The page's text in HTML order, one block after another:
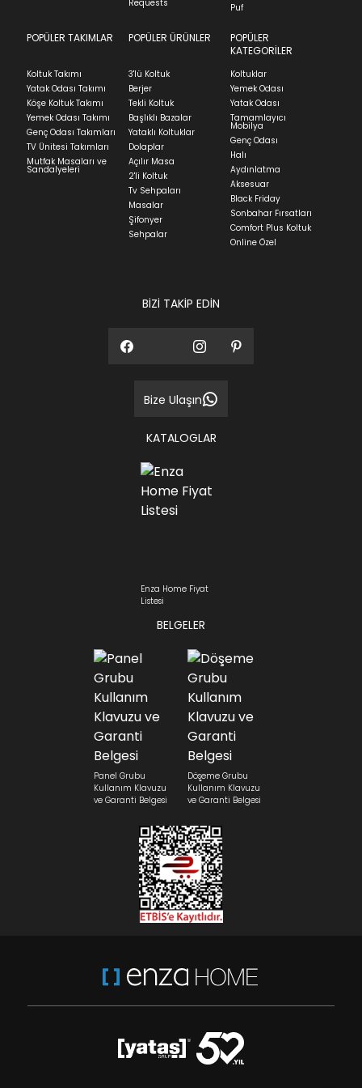
İade ve Değişim bölümünü ziyaret ediniz.
Teslimat
Ev tekstili siparişlerinizin kargoya verilme süresi
ortalama 5-24 iş günüdür.
Yatak siparişlerinizin teslim süresi yaşadığınız şehre
ve ürünün stok durumuna göre ortalama 5-24 iş
günüdür.
Panel ve Döşeme grubu ürün siparişlerinizin teslim
süresi yaşadığınız şehre ve ürünün stok durumuna
göre ortalama 30-45 iş günüdür.
Siparişlerim bölümünden sürecinizi takip edebilirsiniz.
Sıkça Sorulan Sorularbölümünü ziyaret
Requests
Puf
POPÜLER TAKIMLAR
Koltuk Takımı
Yatak Odası Takımı
Köşe Koltuk Takımı
Yemek Odası Takımı
Genç Odası Takımları
TV Ünitesi Takımları
Mutfak Masaları ve
Sandalyeleri
POPÜLER ÜRÜNLER
3'lü Koltuk
Berjer
Tekli Koltuk
Başlıklı Bazalar
Yataklı Koltuklar
Dolaplar
Açılır Masa
2'li Koltuk
Tv Sehpaları
Masalar
Şifonyer
Sehpalar
POPÜLER
KATEGORİLER
Koltuklar
Yemek Odası
Yatak Odası
Tamamlayıcı
Mobilya
Genç Odası
Halı
Aydınlatma
Aksesuar
Black Friday
Sonbahar Fırsatları
Comfort Plus Koltuk
Online Özel
BİZİ TAKİP EDİN
Bize Ulaşın
KATALOGLAR
Enza Home Fiyat
Listesi
BELGELER
Panel Grubu
Kullanım Klavuzu
ve Garanti Belgesi
Döşeme Grubu
Kullanım Klavuzu
ve Garanti Belgesi